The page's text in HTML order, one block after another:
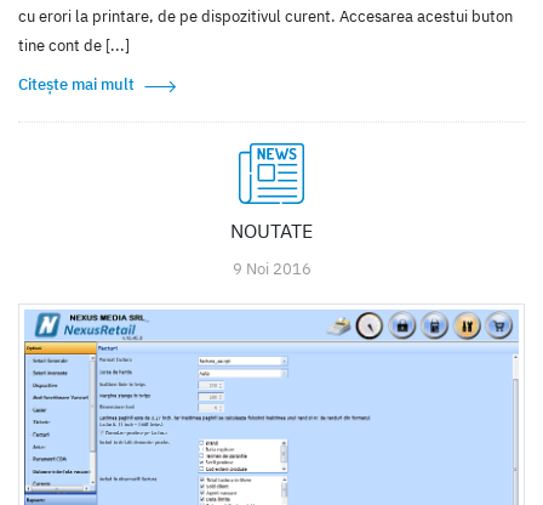
cu erori la printare, de pe dispozitivul curent. Accesarea acestui buton
tine cont de [...]
Citește mai mult
NOUTATE
9 Noi 2016